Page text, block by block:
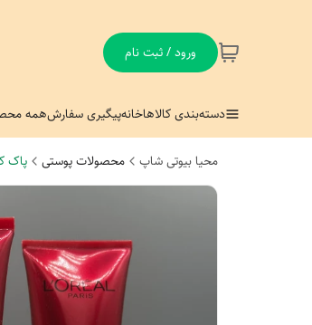
ورود / ثبت نام
دسته‌بندی کالاهاخانهپیگیری سفارشهمه
محیا بیوتی شاپ محصولات پوستی پاک